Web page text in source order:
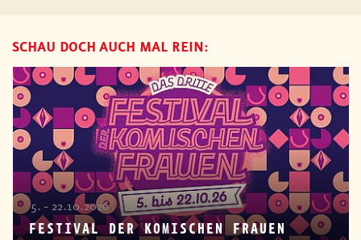
SCHAU DOCH AUCH MAL REIN:
5. - 22.10.2026
FESTIVAL DER KOMISCHEN FRAUEN